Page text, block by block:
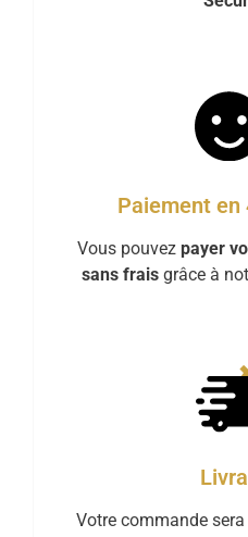
Paiement en
Vous pouvez payer
sans frais grâce à
Votre commande sera